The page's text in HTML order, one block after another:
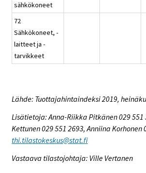
sähkökoneet
72
Sähkökoneet, -
laitteet ja -
tarvikkeet
Lähde: Tuottajahintaindeksi 2019,
Lisätietoja: Anna-Riikka Pitkänen 029 551
Kettunen 029 551 2693, Anniina Korhonen
thi.tilastokeskus@stat.fi
Vastaava tilastojohtaja: Ville Vertanen